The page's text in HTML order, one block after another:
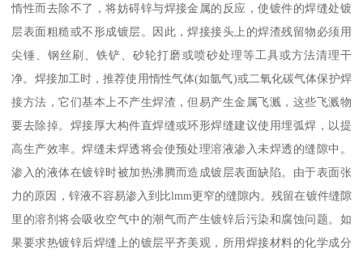
惰性而去除不了，将妨碍锌与焊接金属的反应，使镀件的焊缝处镀
层表面粗糙或不形成镀层。因此，焊接接头上的焊渣残留物必须用
尖锤、钢丝刷、铁铲、砂轮打磨或喷砂处理等工具或方法清理干
净。焊接加工时，推荐使用惰性气体(如氩气)或二氧化碳气体保护焊
接方法，它们基本上不产生焊渣，但易产生金属飞溅，这些飞溅物
要去除掉。焊接厚大构件直焊缝或环形焊缝建议使用埋弧焊，以提
高生产效率。焊缝未焊透将会使预处理溶液渗入未焊透的缝隙中。
渗入的液体在镀锌时被加热沸腾而造成镀层表面缺陷。由于表面张
力的原因，锌液不容易渗入到比lmm更窄的缝隙内。残留在镀件缝隙
里的溶剂将会吸收空气中的潮气而产生镀锌后污染和腐蚀问题。如
果要求热镀锌后焊缝上的镀层平齐美观，所用焊接材料的化学成分